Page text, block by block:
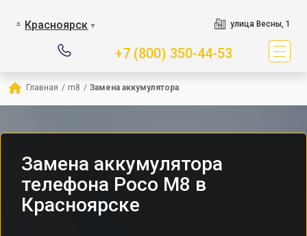
Красноярск ▼ улица Весны, 1
+7 (800) 350-44-53
Главная / m8 / Замена аккумулятора
Замена аккумулятора
телефона Poco M8 в
Красноярске